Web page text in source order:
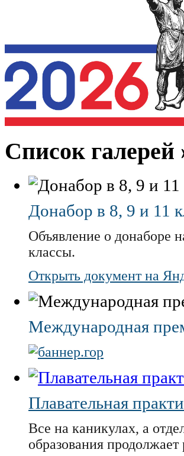
Список галерей
Донабор в 8, 9 и 11
Объявление о донаборе
классы.
Открыть документ на
Международная
Плавательная
Все на каникулах, а
образования продолжает